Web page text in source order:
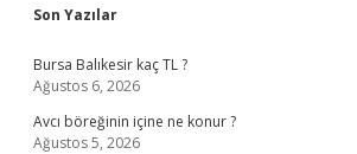
Sidebar
Son Yazılar
Bursa Balıkesir kaç TL ?
Ağustos 6, 2026
Avcı böreğinin içine ne konur ?
Ağustos 5, 2026